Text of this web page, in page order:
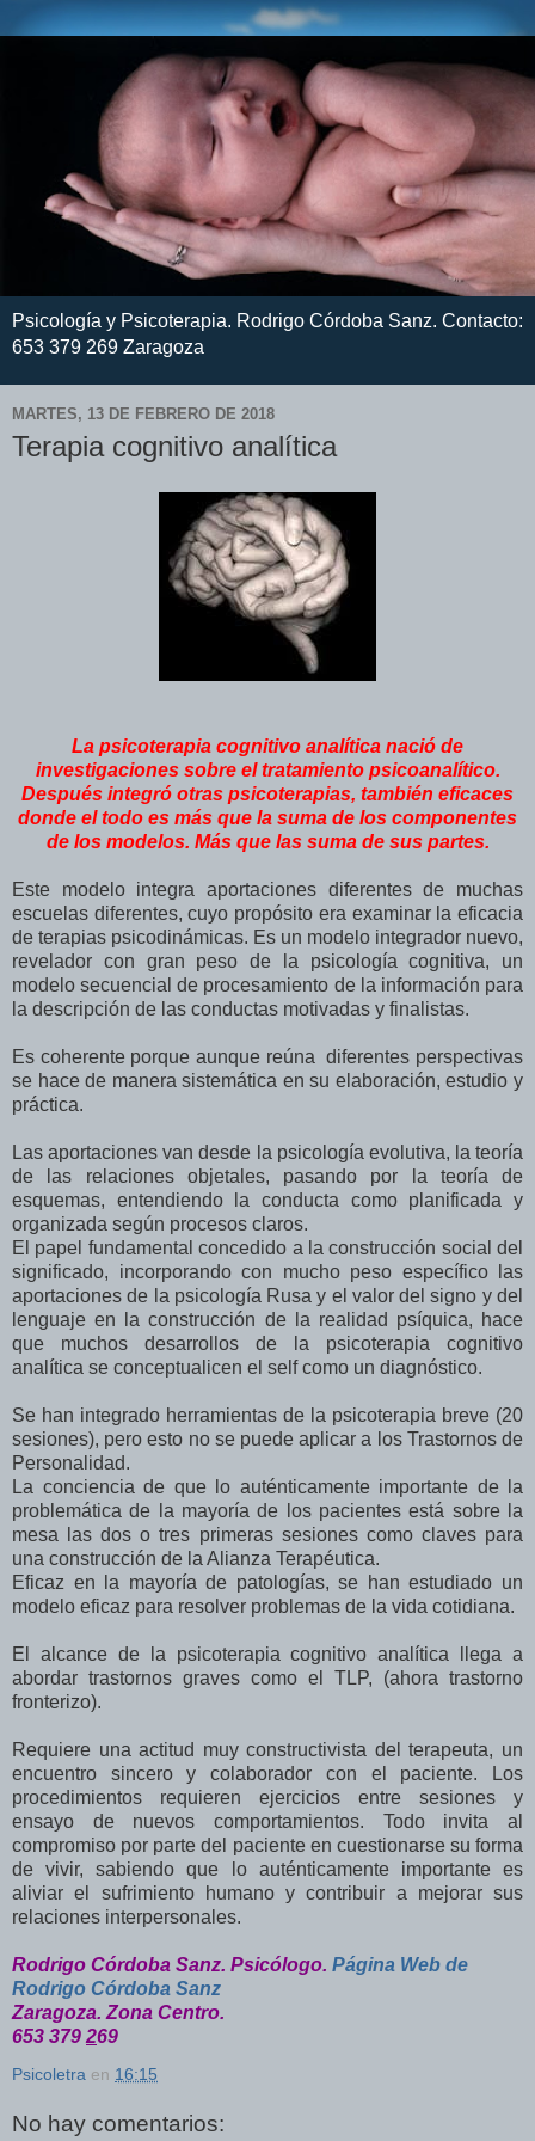
Psicología y Psicoterapia. Rodrigo Córdoba Sanz. Contacto:
653 379 269 Zaragoza
MARTES, 13 DE FEBRERO DE 2018
Terapia cognitivo analítica
La psicoterapia cognitivo analítica nació de
investigaciones sobre el tratamiento psicoanalítico.
Después integró otras psicoterapias, también eficaces
donde el todo es más que la suma de los componentes
de los modelos. Más que las suma de sus partes.
Este modelo integra aportaciones diferentes de muchas
escuelas diferentes, cuyo propósito era examinar la eficacia
de terapias psicodinámicas. Es un modelo integrador nuevo,
revelador con gran peso de la psicología cognitiva, un
modelo secuencial de procesamiento de la información para
la descripción de las conductas motivadas y finalistas.
Es coherente porque aunque reúna diferentes perspectivas
se hace de manera sistemática en su elaboración, estudio y
práctica.
Las aportaciones van desde la psicología evolutiva, la teoría
de las relaciones objetales, pasando por la teoría de
esquemas, entendiendo la conducta como planificada y
organizada según procesos claros.
El papel fundamental concedido a la construcción social del
significado, incorporando con mucho peso específico las
aportaciones de la psicología Rusa y el valor del signo y del
lenguaje en la construcción de la realidad psíquica, hace
que muchos desarrollos de la psicoterapia cognitivo
analítica se conceptualicen el self como un diagnóstico.
Se han integrado herramientas de la psicoterapia breve (20
sesiones), pero esto no se puede aplicar a los Trastornos de
Personalidad.
La conciencia de que lo auténticamente importante de la
problemática de la mayoría de los pacientes está sobre la
mesa las dos o tres primeras sesiones como claves para
una construcción de la Alianza Terapéutica.
Eficaz en la mayoría de patologías, se han estudiado un
modelo eficaz para resolver problemas de la vida cotidiana.
El alcance de la psicoterapia cognitivo analítica llega a
abordar trastornos graves como el TLP, (ahora trastorno
fronterizo).
Requiere una actitud muy constructivista del terapeuta, un
encuentro sincero y colaborador con el paciente. Los
procedimientos requieren ejercicios entre sesiones y
ensayo de nuevos comportamientos. Todo invita al
compromiso por parte del paciente en cuestionarse su forma
de vivir, sabiendo que lo auténticamente importante es
aliviar el sufrimiento humano y contribuir a mejorar sus
relaciones interpersonales.
Rodrigo Córdoba Sanz. Psicólogo. Página Web de
Rodrigo Córdoba Sanz
Zaragoza. Zona Centro.
653 379 269
Psicoletra en 16:15
No hay comentarios: